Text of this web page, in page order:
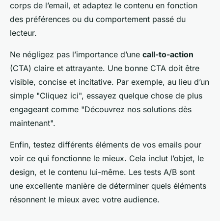
corps de l’email, et adaptez le contenu en fonction
des préférences ou du comportement passé du
lecteur.
Ne négligez pas l’importance d’une call-to-action
(CTA) claire et attrayante. Une bonne CTA doit être
visible, concise et incitative. Par exemple, au lieu d’un
simple "Cliquez ici", essayez quelque chose de plus
engageant comme "Découvrez nos solutions dès
maintenant".
Enfin, testez différents éléments de vos emails pour
voir ce qui fonctionne le mieux. Cela inclut l’objet, le
design, et le contenu lui-même. Les tests A/B sont
une excellente manière de déterminer quels éléments
résonnent le mieux avec votre audience.